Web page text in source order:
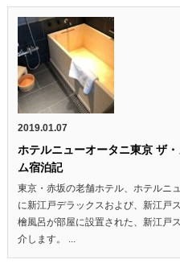
2019.01.07
ホテルニューオータニ東京 ザ
ム宿泊記
東京・赤坂の老舗ホテル、ホテルニ
に新江戸デラックスおよび、新江戸
檜風呂が部屋に設置された、新江戸
介します。 ...